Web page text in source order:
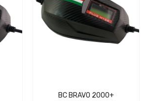
BC BRAVO 2000+